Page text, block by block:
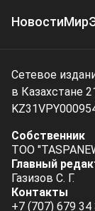
НовостиМир
Сетевое
в Казахстане
Собственник
ТОО
Главный
Газизов С. Г.
Контакты
+7 (707) 679 34